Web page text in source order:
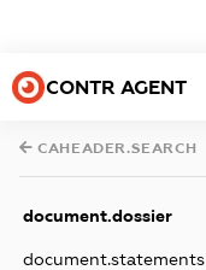
CONTR AGENT
CAHEADER.SEARCH
document.dossier
document.statements